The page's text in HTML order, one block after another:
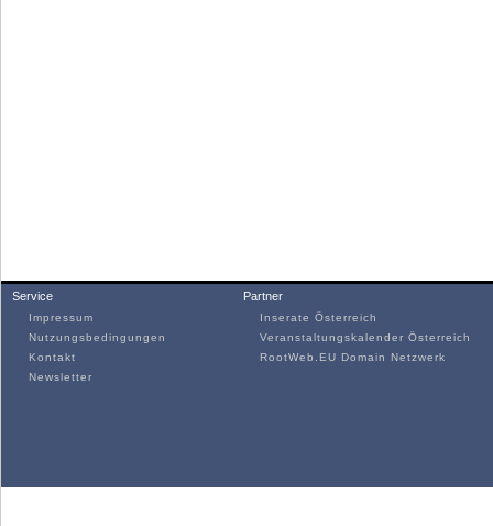
Service
Impressum
Nutzungsbedingungen
Kontakt
Newsletter
Partner
Inserate Österreich
Veranstaltungskalender Österreich
RootWeb.EU Domain Netzwerk